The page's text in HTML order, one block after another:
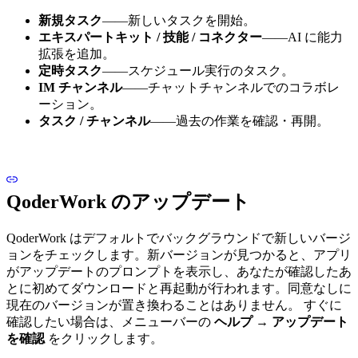
新規タスク——新しいタスクを開始。
エキスパートキット / 技能 / コネクター——AI に能力
拡張を追加。
定時タスク——スケジュール実行のタスク。
IM チャンネル——チャットチャンネルでのコラボレ
ーション。
タスク / チャンネル——過去の作業を確認・再開。
QoderWork のアップデート
QoderWork はデフォルトでバックグラウンドで新しいバージ
ョンをチェックします。新バージョンが見つかると、アプリ
がアップデートのプロンプトを表示し、あなたが確認したあ
とに初めてダウンロードと再起動が行われます。同意なしに
現在のバージョンが置き換わることはありません。
すぐに
確認したい場合は、メニューバーの ヘルプ → アップデート
を確認 をクリックします。